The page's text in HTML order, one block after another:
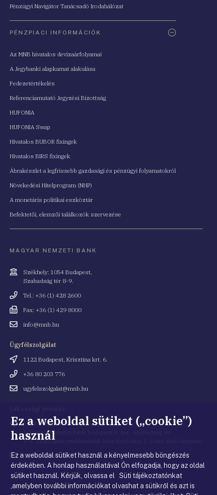
Pénzügyi Navigátor Tanácsadó Irodahálózat
PÉNZPIACI INFORMÁCIÓK
Az MNB hivatalos devizaárfolyamai
A Jegybanki alapkamat alakulása
Fedezetértékelés
Referenciamutató Jegyzési Bizottság
HUFONIA
HUFONIA Swap
Hivatalos BUBOR fixingek
Hivatalos BIRS fixingek
Ábrakészlet a legfrissebb gazdasági és pénzügyi folyamatokról
Növekedési Hitelprogram (NHP)
A monetáris politikai eszköztár
Befektetői, elemzői találkozók szervezése
MAGYAR NEMZETI BANK
Cím
Székhely: 1054 Budapest,
Szabadság tér 8-9.
Telefonszám
Tel.: +36 (1) 428 2600
Fax
Fax: +36 (1) 429 8000
Emailinfo@mnb.hu
Ügyfélszolgálat
Cím
1122 Budapest, Krisztina krt. 6.
Telefonszám
+36 80 203 776
Emailugyfelszolgalat@mnb.hu
Cím 1054 Budapest, Kiss Ernő utca 1.
(a Magyar Nemzeti Bank Budapest V. ker., Szabadság tér
8-9. szám alatti székházának Kiss Ernő utca 1. szám alatti bejárata)
Email
cím
penztar@mnb.hu
Ez a weboldal sütiket („cookie”)
használ
Ez a weboldal sütiket használ a kényelmesebb böngészés
érdekében. A honlap használatával Ön elfogadja, hogy az oldal
sütiket használ. Kérjük, olvassa el Süti tájékoztatónkat
,amelyben további információkat olvashat a sütikről és azt is